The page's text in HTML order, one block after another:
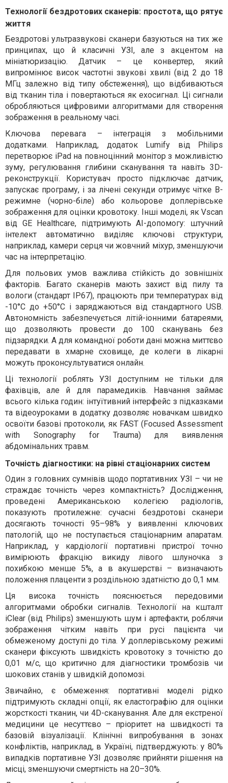
Технології бездротових сканерів: простота, що рятує
життя
Бездротові ультразвукові сканери базуються на тих же
принципах, що й класичні УЗІ, але з акцентом на
мініатюризацію. Датчик – це конвертер, який
випромінює висок частотні звукові хвилі (від 2 до 18
МГц залежно від типу обстеження), що відбиваються
від тканин тіла і повертаються як ехосигнал. Ці сигнали
обробляються цифровими алгоритмами для створення
зображення в реальному часі.
Ключова перевага – інтеграція з мобільними
додатками. Наприклад, додаток Lumify від Philips
перетворює iPad на повноцінний монітор з можливістю
зуму, регулювання глибини сканування та навіть 3D-
реконструкції. Користувач просто підключає датчик,
запускає програму, і за лічені секунди отримує чітке B-
режимне (чорно-біле) або кольорове доплерівське
зображення для оцінки кровотоку. Інші моделі, як Vscan
від GE Healthcare, підтримують AI-допомогу: штучний
інтелект автоматично виділяє ключові структури,
наприклад, камери серця чи жовчний міхур, зменшуючи
час на інтерпретацію.
Для польових умов важлива стійкість до зовнішніх
факторів. Багато сканерів мають захист від пилу та
вологи (стандарт IP67), працюють при температурах від
-10°C до +50°C і заряджаються від стандартного USB.
Автономність забезпечується літій-іонними батареями,
що дозволяють провести до 100 сканувань без
підзарядки. А для командної роботи дані можна миттєво
передавати в хмарне сховище, де колеги в лікарні
можуть проконсультуватися онлайн.
Ці технології роблять УЗІ доступним не тільки для
фахівців, але й для парамедиків. Навчання займає
всього кілька годин: інтуїтивний інтерфейс з підказками
та відеоуроками в додатку дозволяє новачкам швидко
освоїти базові протоколи, як FAST (Focused Assessment
with Sonography for Trauma) для виявлення
абдомінальних травм.
Точність діагностики: на рівні стаціонарних систем
Один з головних сумнівів щодо портативних УЗІ – чи не
страждає точність через компактність? Дослідження,
проведені Американською колегією радіологів,
показують протилежне: сучасні бездротові сканери
досягають точності 95–98% у виявленні ключових
патологій, що не поступається стаціонарним апаратам.
Наприклад, у кардіології портативні пристрої точно
вимірюють фракцію викиду лівого шлуночка з
похибкою менше 5%, а в акушерстві – визначають
положення плаценти з роздільною здатністю до 0,1 мм.
Ця висока точність пояснюється передовими
алгоритмами обробки сигналів. Технології на кшталт
iClear (від Philips) зменшують шум і артефакти, роблячи
зображення чітким навіть при русі пацієнта чи
обмеженому доступі до тіла. У доплерівському режимі
сканери фіксують швидкість кровотоку з точністю до
0,01 м/с, що критично для діагностики тромбозів чи
шокових станів у швидкій допомозі.
Звичайно, є обмеження: портативні моделі рідко
підтримують складні опції, як еластографію для оцінки
жорсткості тканин, чи 4D-сканування. Але для екстреної
медицини це несуттєво – пріоритет на швидкості та
базовій візуалізації. Клінічні випробування в зонах
конфліктів, наприклад, в Україні, підтверджують: у 80%
випадків портативне УЗІ дозволяє прийняти рішення на
місці, зменшуючи смертність на 20–30%.